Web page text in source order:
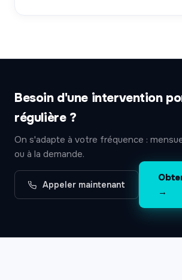
Besoin d'une intervention
régulière ?
On s'adapte à votre fréquence :
ou à la demande.
Appeler maintenant
→